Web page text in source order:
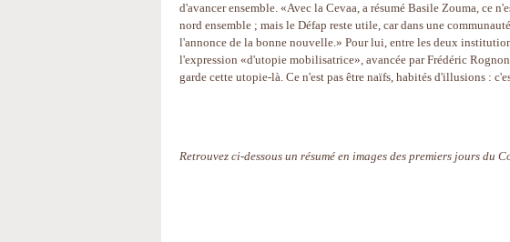
d'avancer ensemble. «Avec la Cevaa, a résumé Basile Zouma, ce
nord ensemble ; mais le Défap reste utile, car dans une
l'annonce de la bonne nouvelle.» Pour lui, entre les deux
l'expression «d'utopie mobilisatrice», avancée par Frédéric
garde cette utopie-là. Ce n'est pas être naïfs, habités d'illusions :
Retrouvez ci-dessous un résumé en images des premiers jours du